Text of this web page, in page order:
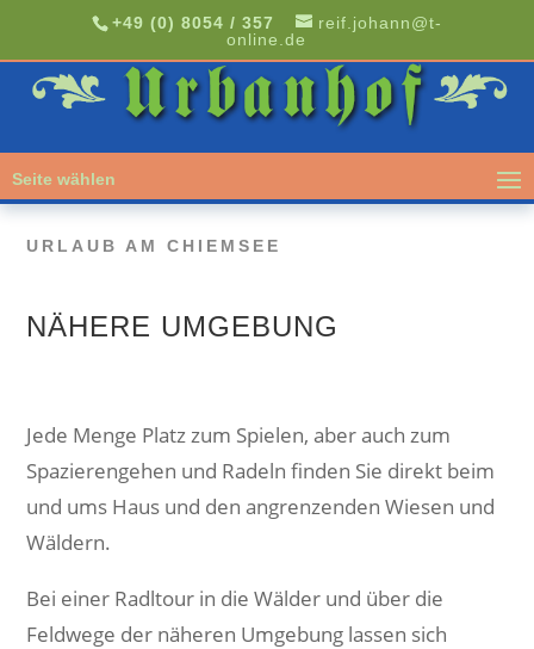
+49 (0) 8054 / 357
reif.johann@t-
online.de
Seite wählen
URLAUB AM CHIEMSEE
NÄHERE UMGEBUNG
Jede Menge Platz zum Spielen, aber auch zum
Spazierengehen und Radeln finden Sie direkt beim
und ums Haus und den angrenzenden Wiesen und
Wäldern.
Bei einer Radltour in die Wälder und über die
Feldwege der näheren Umgebung lassen sich